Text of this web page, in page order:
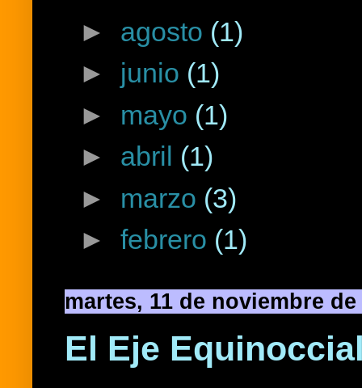
► agosto (1)
► junio (1)
► mayo (1)
► abril (1)
► marzo (3)
► febrero (1)
martes, 11 de noviembre de
El Eje